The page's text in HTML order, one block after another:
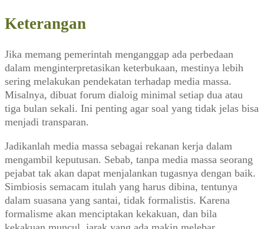
07
Juli
Keterangan
Jika memang pemerintah menganggap ada perbedaan
dalam menginterpretasikan keterbukaan, mestinya lebih
sering melakukan pendekatan terhadap media massa.
Misalnya, dibuat forum dialoig minimal setiap dua atau
tiga bulan sekali. Ini penting agar soal yang tidak jelas bisa
menjadi transparan.
Jadikanlah media massa sebagai rekanan kerja dalam
mengambil keputusan. Sebab, tanpa media massa seorang
pejabat tak akan dapat menjalankan tugasnya dengan baik.
Simbiosis semacam itulah yang harus dibina, tentunya
dalam suasana yang santai, tidak formalistis. Karena
formalisme akan menciptakan kekakuan, dan bila